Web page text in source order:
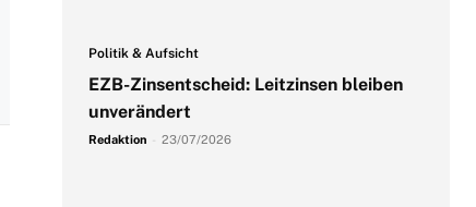
Politik & Aufsicht
EZB-Zinsentscheid: Leitzinsen bleiben
unverändert
Redaktion 23/07/2026